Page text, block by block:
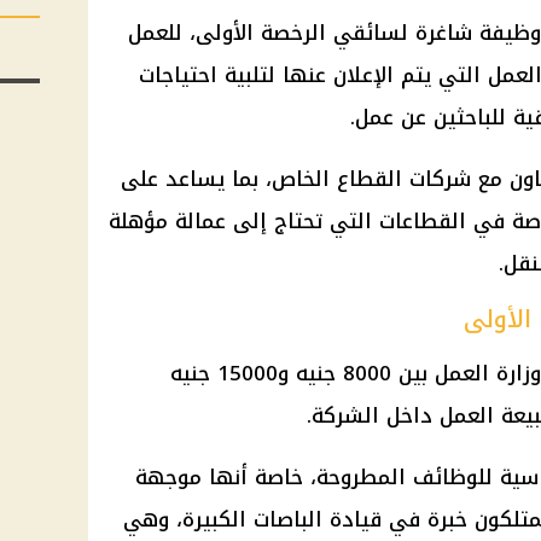
توافر 350 وظيفة شاغرة لسائقي الرخصة الأولى، للعمل
التي يتم الإعلان عنها لتلبية احتياجات
للباحثين عن عمل.
مع شركات القطاع الخاص، بما يساعد على
في القطاعات التي تحتاج إلى عمالة مؤهلة
وزارة العمل
بين 8000 جنيه و15000 جنيه
العمل داخل الشركة.
للوظائف المطروحة، خاصة أنها موجهة
خبرة في قيادة الباصات الكبيرة، وهي